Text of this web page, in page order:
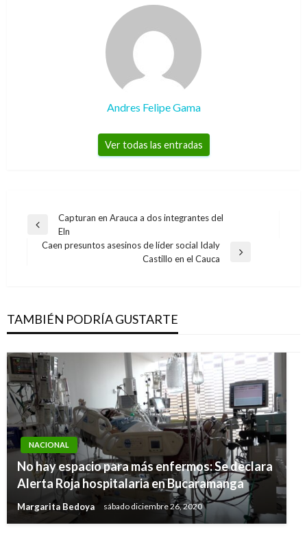
Andres Felipe Gama
Ver todas las entradas
Navegación
Entrada
anterior
Capturan en Arauca a dos integrantes del
Eln
Caen presuntos asesinos de líder social Idaly
Castillo en el Cauca
TAMBIÉN PODRÍA GUSTARTE
NACIONAL
No hay espacio para más enfermos: Se declara
Alerta Roja hospitalaria en Bucaramanga
Margarita Bedoya sábado diciembre 26, 2020
NACIONAL
Videos: Temblor de 5,5 grados en el Nevado
del Huila sacudió con fuerza a Bogotá
Iván Briceño
NACIONAL
El objetivo es una sociedad digital donde la
tecnología mejore la calidad de vida de los
ciudadanos: Presidente Duque